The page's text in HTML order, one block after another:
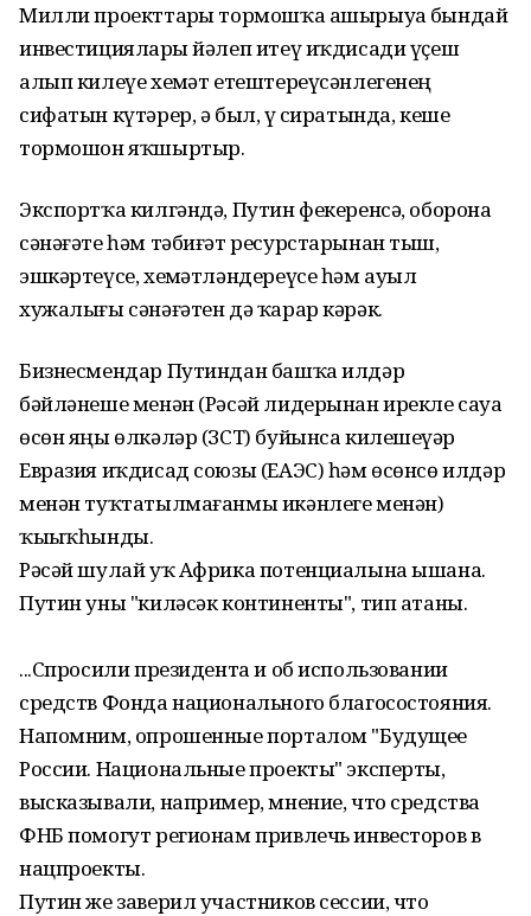
Милли проекттарҙы тормошҡа ашырыуҙа бындай
инвестицияларҙы йәлеп итеү иҡдисади үҫеш
алып килеүе хеҙмәт етештереүсәнлегенең
сифатын күтәрер, ә был, үҙ сиратында, кеше
тормошон яҡшыртыр.
Экспортҡа килгәндә, Путин фекеренсә, оборона
сәнәғәте һәм тәбиғәт ресурстарынан тыш,
эшкәртеүсе, хеҙмәтләндереүсе һәм ауыл
хужалығы сәнәғәтен дә ҡарар кәрәк.
Бизнесмендар Путиндан башҡа илдәр
бәйләнеше менән (Рәсәй лидерынан ирекле сауҙа
өсөн яңы өлкәләр (ЗСТ) буйынса килешеүҙәр
Евразия иҡдисад союзы (ЕАЭС) һәм өсөнсө илдәр
менән туҡтатылмағанмы икәнлеге менән)
ҡыҙыҡһынды.
Рәсәй шулай уҡ Африка потенциалына ышана.
Путин уны "киләсәк континенты", тип атаны.
...Спросили президента и об использовании
средств Фонда национального благосостояния.
Напомним, опрошенные порталом "Будущее
России. Национальные проекты" эксперты,
высказывали, например, мнение, что средства
ФНБ помогут регионам привлечь инвесторов в
нацпроекты.
Путин же заверил участников сессии, что